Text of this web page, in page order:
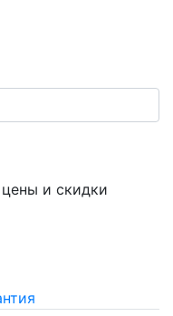
и скидки